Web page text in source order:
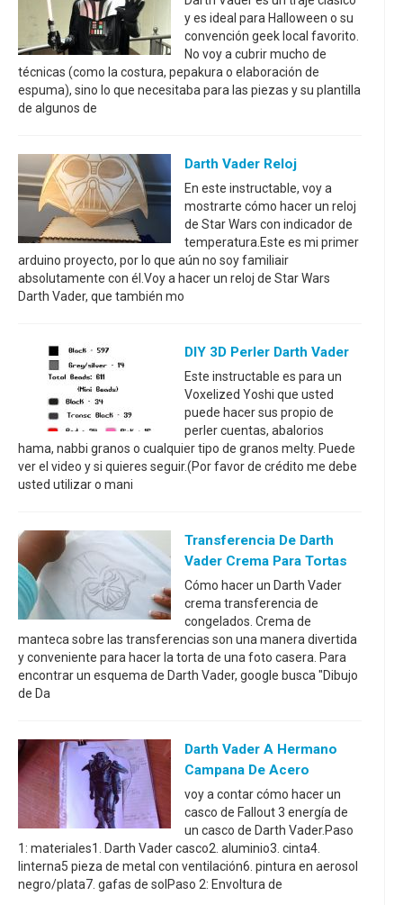
y es ideal para Halloween o su
convención geek local favorito.
No voy a cubrir mucho de
técnicas (como la costura, pepakura o elaboración de
espuma), sino lo que necesitaba para las piezas y su plantilla
de algunos de
Darth Vader Reloj
En este instructable, voy a
mostrarte cómo hacer un reloj
de Star Wars con indicador de
temperatura.Este es mi primer
arduino proyecto, por lo que aún no soy familiair
absolutamente con él.Voy a hacer un reloj de Star Wars
Darth Vader, que también mo
DIY 3D Perler Darth Vader
Este instructable es para un
Voxelized Yoshi que usted
puede hacer sus propio de
perler cuentas, abalorios
hama, nabbi granos o cualquier tipo de granos melty. Puede
ver el video y si quieres seguir.(Por favor de crédito me debe
usted utilizar o mani
Transferencia De Darth
Vader Crema Para Tortas
Cómo hacer un Darth Vader
crema transferencia de
congelados. Crema de
manteca sobre las transferencias son una manera divertida
y conveniente para hacer la torta de una foto casera. Para
encontrar un esquema de Darth Vader, google busca "Dibujo
de Da
Darth Vader A Hermano
Campana De Acero
voy a contar cómo hacer un
casco de Fallout 3 energía de
un casco de Darth Vader.Paso
1: materiales1. Darth Vader casco2. aluminio3. cinta4.
linterna5 pieza de metal con ventilación6. pintura en aerosol
negro/plata7. gafas de solPaso 2: Envoltura de